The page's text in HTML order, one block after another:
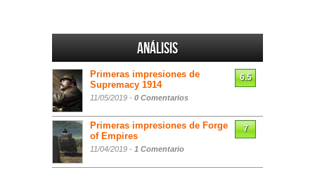
Análisis
Primeras impresiones de
Supremacy 1914
11/05/2019 - 0 Comentarios
6.5
Primeras impresiones de Forge
of Empires
11/04/2019 - 1 Comentario
7